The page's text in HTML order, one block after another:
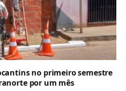
no primeiro semestre
por um mês